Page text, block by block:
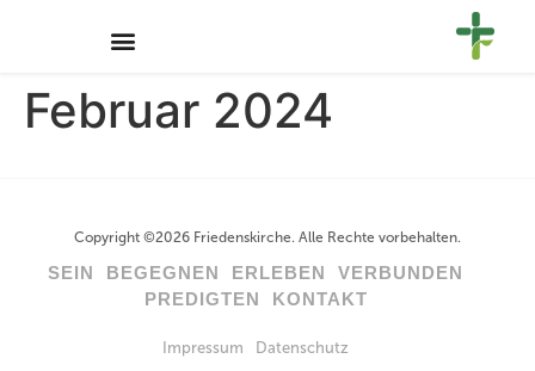
Februar 2024
Copyright ©2026 Friedenskirche. Alle Rechte vorbehalten.
SEIN BEGEGNEN ERLEBEN
VERBUNDEN
PREDIGTEN
KONTAKT
Impressum Datenschutz